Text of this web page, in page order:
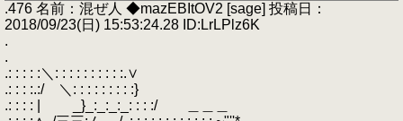
.476 名前：混ぜ人 ◆mazEBItOV2 [sage] 投稿日：
2018/09/23(日) 15:53:24.28 ID:LrLPlz6K
.
.
.: : : : :＼: : : : : : : : : :.∨
.: : : :.:/ ＼: : : : : : : : :}
.: : : : | _}_:_:_:_: : : :/ ＿＿＿